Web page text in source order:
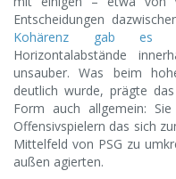
Entscheidungen
Kohärenz gab es
Horizontalabstände
unsauber. Was beim
deutlich wurde, prägte
Form auch allgemein:
Offensivspielern das sich
Mittelfeld von PSG zu
außen agierten.